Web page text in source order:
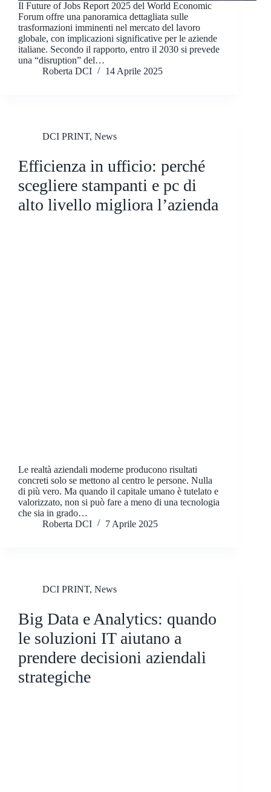
​Il Future of Jobs Report 2025 del World Economic
Forum offre una panoramica dettagliata sulle
trasformazioni imminenti nel mercato del lavoro
globale, con implicazioni significative per le aziende
italiane. Secondo il rapporto, entro il 2030 si prevede
una “disruption” del…
Roberta DCI
14 Aprile 2025
DCI PRINT, News
Efficienza in ufficio: perché
scegliere stampanti e pc di
alto livello migliora l’azienda
Le realtà aziendali moderne producono risultati
concreti solo se mettono al centro le persone. Nulla
di più vero. Ma quando il capitale umano è tutelato e
valorizzato, non si può fare a meno di una tecnologia
che sia in grado…
Roberta DCI
7 Aprile 2025
DCI PRINT, News
Big Data e Analytics: quando
le soluzioni IT aiutano a
prendere decisioni aziendali
strategiche